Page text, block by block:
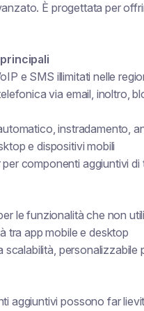
È progettata per
e SMS illimitati nelle
via email, inoltro,
instradamento,
e dispositivi mobili
componenti aggiuntivi di
le funzionalità che non
tra app mobile e desktop
scalabilità, personalizzabile
aggiuntivi possono far